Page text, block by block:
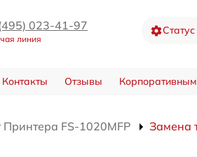
023-41-97
линия
Контакты Отзывы
Принтера FS-1020MFP Замена